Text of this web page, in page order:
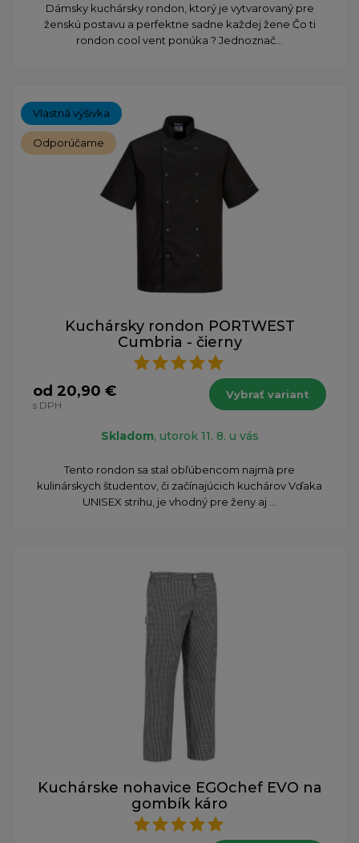
Dámsky kuchársky rondon, ktorý je vytvarovaný pre
ženskú postavu a perfektne sadne každej žene Čo ti
rondon cool vent ponúka ? Jednoznač...
Vlastná výšivka
Odporúčame
Kuchársky rondon PORTWEST
Cumbria - čierny
od 20,90 €
s DPH
Vybrať variant
Skladom, utorok 11. 8. u vás
​Tento rondon sa stal obľúbencom najmä pre
kulinárskych študentov, či začínajúcich kuchárov Vďaka
UNISEX strihu, je vhodný pre ženy aj ...
Kuchárske nohavice EGOchef EVO na
gombík káro